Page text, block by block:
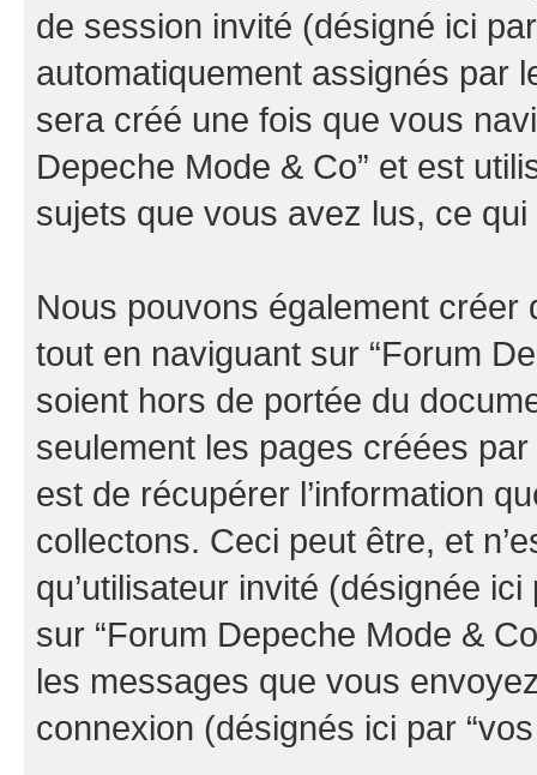
de session invité (désigné ici
automatiquement assignés par
sera créé une fois que vous
Depeche Mode & Co” et est
sujets que vous avez lus, ce
Nous pouvons également
tout en naviguant sur “Forum
soient hors de portée du
seulement les pages créées
est de récupérer l’information
collectons. Ceci peut être, et
qu’utilisateur invité (désignée
sur “Forum Depeche Mode &
les messages que vous
connexion (désignés ici par